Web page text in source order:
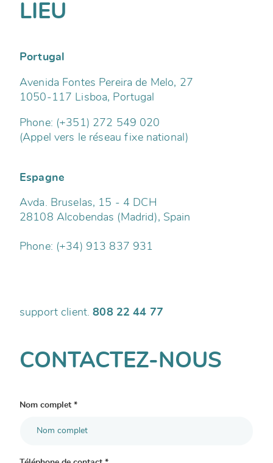
LIEU
Portugal
Avenida Fontes Pereira de Melo, 27
1050-117 Lisboa, Portugal
Phone: (+351) 272 549 020
(Appel vers le réseau fixe national)
Espagne
Avda. Bruselas, 15 - 4 DCH
28108 Alcobendas (Madrid), Spain
Phone: (+34) 913 837 931
support client.808 22 44 77
CONTACTEZ-NOUS
Nom complet *